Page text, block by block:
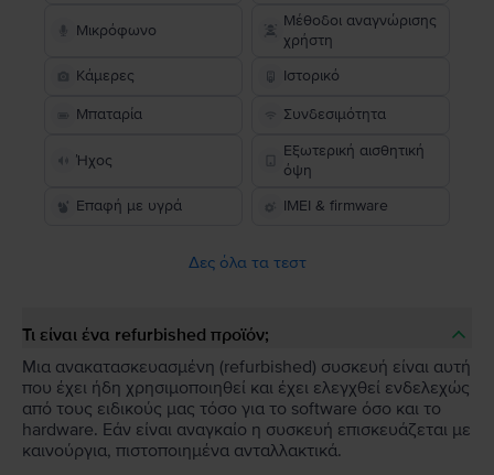
Μικρόφωνο
Μέθοδοι αναγνώρισης
χρήστη
Κάμερες
Ιστορικό
Μπαταρία Συνδεσιμότητα
Ήχος
Εξωτερική αισθητική
όψη
Επαφή με υγρά
IMEI & firmware
Δες όλα τα τεστ
Τι είναι ένα refurbished προϊόν;
Μια ανακατασκευασμένη (refurbished) συσκευή είναι αυτή
που έχει ήδη χρησιμοποιηθεί και έχει ελεγχθεί ενδελεχώς
από τους ειδικούς μας τόσο για το software όσο και το
hardware. Εάν είναι αναγκαίο η συσκευή επισκευάζεται με
καινούργια, πιστοποιημένα ανταλλακτικά.